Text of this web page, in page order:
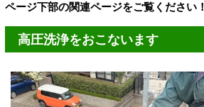
ページ下部の関連ページをご覧ください！
高圧洗浄をおこないます